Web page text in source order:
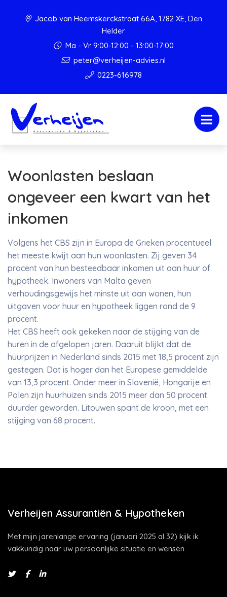
Jacob van Heemskerckstraat 66A, 1782 XE, Den
Helder
Ma - Vr 9:00-12:00 - 13:00-17:00
peter@verheijen-advies.nl
0223-616978
Woonlasten beslaan
ongeveer een kwart van het
inkomen
Volgens het CBS zijn in Europa de Grieken procentueel
het meeste kwijt aan hun woonlasten. Zij geven 34
procent van hun besteedbaar inkomen uit aan huur of
hypotheek. Inwoners van Malta geven
verhoudingsgewijs het minste uit aan wonen, hun
uitgaven voor huur en hypotheek liggen rond de 9
procent.
Het CBS heeft ook gekeken naar de stijging van de
huren in de afgelopen jaren. Daaruit blijkt dat de
huurprijzen in Nederland sinds 2015 met 18,5 procent zijn
gestegen. Dat is hoger dan het Europese gemiddelde
van 13,3 procent. Onder meer in Slovenië, Hongarije en
Polen zijn huurhuizen sinds 2015 meer dan 50 procent
duurder geworden. Litouwen spant de kroon, met een
stijging van 68 procent.
Verheijen Assurantiën & Hypotheken
Met mijn jarenlange ervaring (januari 2025 al 32) kijk ik
vakkundig naar uw persoonlijke situatie en wensen.